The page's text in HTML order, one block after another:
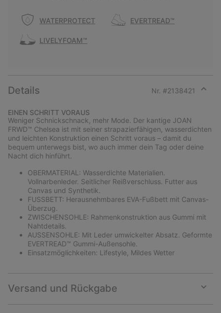
WATERPROTECT EVERTREAD™
LIVELYFOAM™
Details Nr. #2138421
EINEN SCHRITT VORAUS
Weniger Schnickschnack, mehr Mode. Der kantige JOAN
FRWD™ Chelsea ist mit seiner strapazierfähigen, wasserdichten
und leichten Konstruktion einen Schritt voraus – damit du
bequem unterwegs bist, wo auch immer dein Tag oder deine
Nacht dich hinführt.
OBERMATERIAL: Wasserdichte Materialien.
Vollnarbenleder. Seitlicher Reißverschluss. Futter aus
Canvas und Synthetik.
FUSSBETT: Herausnehmbares EVA-Fußbett mit Canvas-
Überzug.
ZWISCHENSOHLE: Rahmenkonstruktion aus Gummi mit
Nahtdetails.
AUSSENSOHLE: Mit Leder umwickelter Absatz. Geformte
EVERTREAD™ Gummi-Außensohle.
Einsatzmöglichkeiten: Lifestyle, Mildes Wetter
Versand und Rückgabe
or